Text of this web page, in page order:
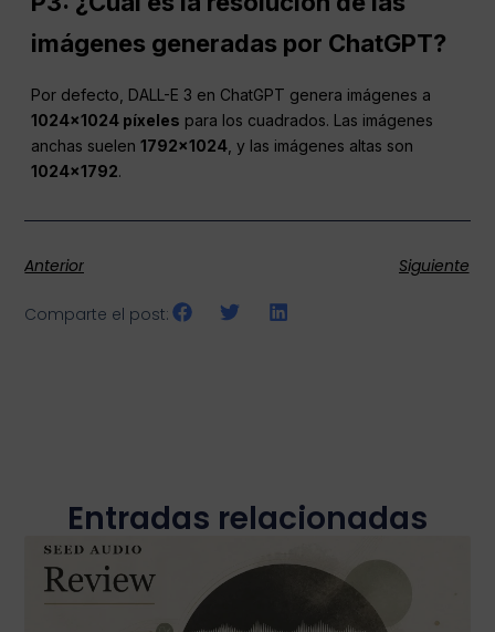
imágenes generadas por ChatGPT?
Por defecto, DALL-E 3 en ChatGPT genera imágenes a
1024×1024 píxeles para los cuadrados. Las imágenes
anchas suelen1792×1024 , y las imágenes altas son
1024×1792.
Anterior Siguiente
Comparte el post:
Entradas relacionadas